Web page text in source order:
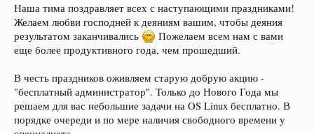
Наша тима поздравляет всех с наступающими праздниками!
Желаем любви господней к деяниям вашим, чтобы деяния
результатом заканчивались
Пожелаем всем нам с вами
еще более продуктивного года, чем прошедший.
В честь праздников оживляем старую добрую акцию -
"бесплатный администратор". Только до Нового Года мы
решаем для вас небольшие задачи на OS Linux бесплатно. В
порядке очереди и по мере наличия свободного времени у